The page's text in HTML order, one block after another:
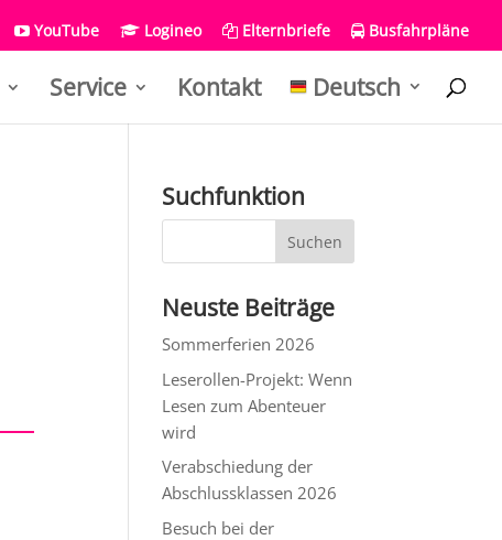
YouTube Logineo Elternbriefe Busfahrpläne
Service Kontakt Deutsch
Suchfunktion
Neuste Beiträge
Sommerferien 2026
Leserollen-Projekt: Wenn
Lesen zum Abenteuer
wird
Verabschiedung der
Abschlussklassen 2026
Besuch bei der